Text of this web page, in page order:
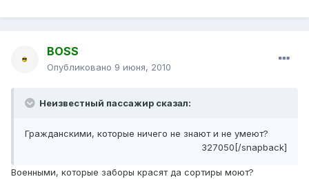
BOSS
Опубликовано 9 июня, 2010
Неизвестный пассажир сказал:
Гражданскими, которые ничего не знают и не умеют?
327050[/snapback]
Военными, которые заборы красят да сортиры моют?